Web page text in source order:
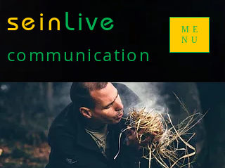
ME
NU
sein Live
communication